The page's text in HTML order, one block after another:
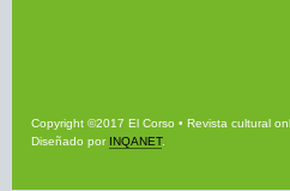
Copyright ©2017 El Corso • Revista cultural
Diseñado por INQANET.